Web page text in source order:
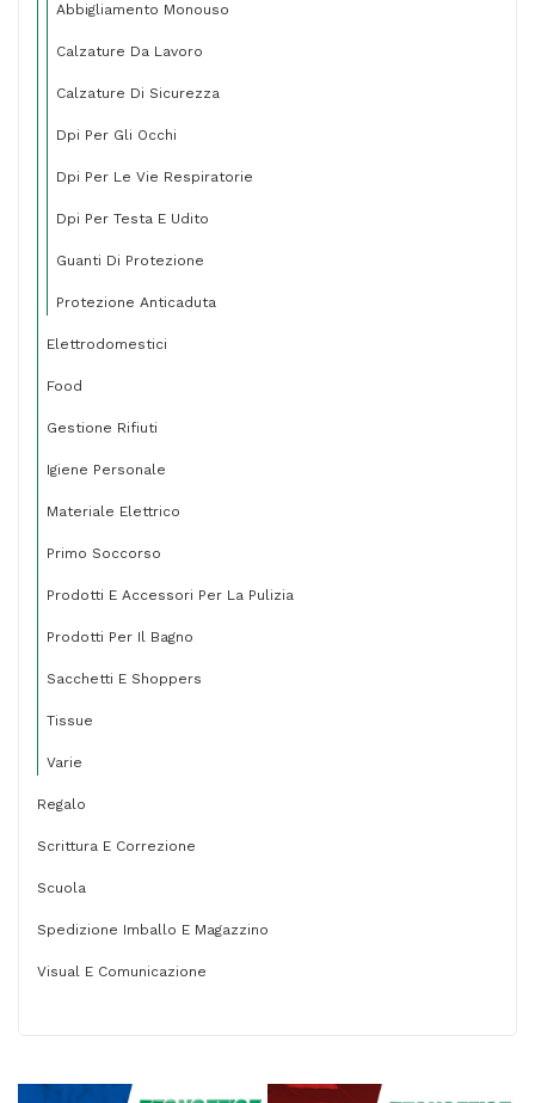
Abbigliamento Monouso
Calzature Da Lavoro
Calzature Di Sicurezza
Dpi Per Gli Occhi
Dpi Per Le Vie Respiratorie
Dpi Per Testa E Udito
Guanti Di Protezione
Protezione Anticaduta
Elettrodomestici
Food
Gestione Rifiuti
Igiene Personale
Materiale Elettrico
Primo Soccorso
Prodotti E Accessori Per La Pulizia
Prodotti Per Il Bagno
Sacchetti E Shoppers
Tissue
Varie
Regalo
Scrittura E Correzione
Scuola
Spedizione Imballo E Magazzino
Visual E Comunicazione